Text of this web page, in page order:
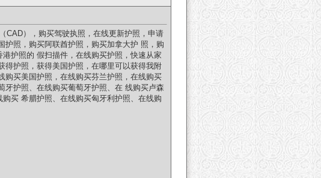
CAD），购买驾驶执照，在线更新护照，申请
照，购买阿联酋护照，购买加拿大护 照，购
护照的 假扫描件，在线购买护照，快速从家
得护照，获得美国护照，在哪里可以获得我附
购买美国护照，在线购买芬兰护照，在线购买
护照、在线购买葡萄牙护照、在 线购买卢森
买 希腊护照、在线购买匈牙利护照、在线购